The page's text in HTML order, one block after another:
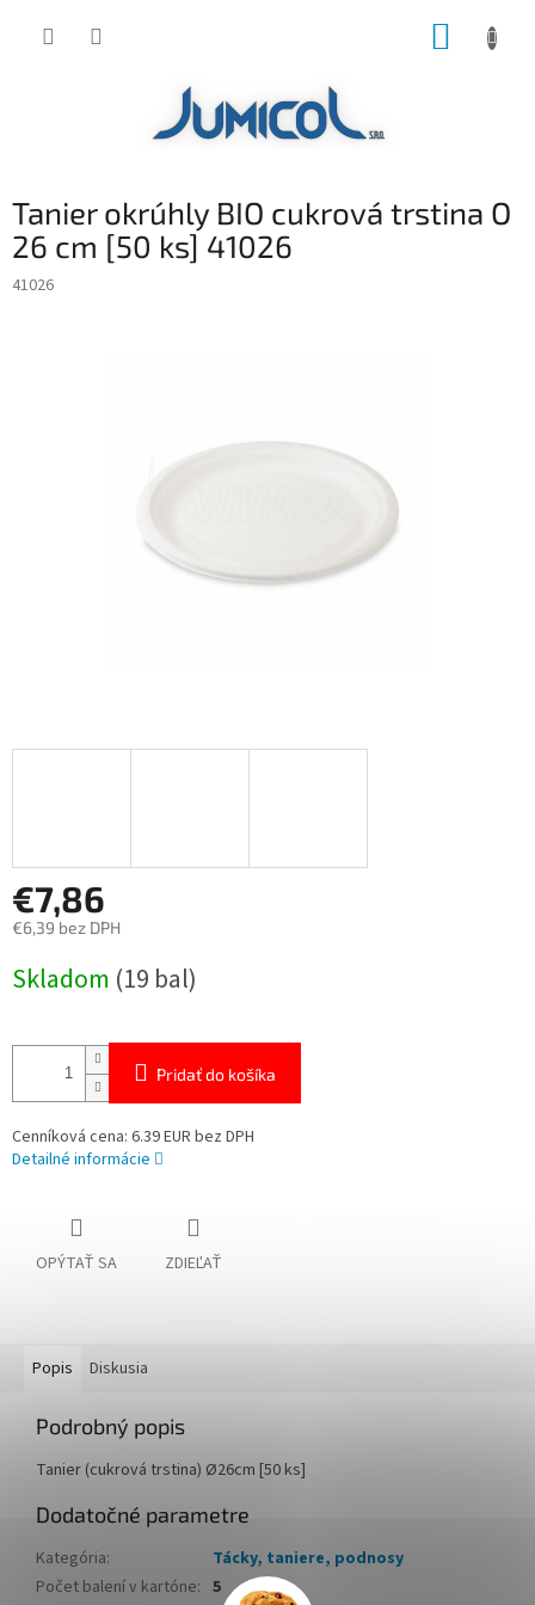
Tanier okrúhly BIO cukrová trstina O
26 cm [50 ks] 41026
41026
€7,86
€6,39 bez DPH
cena:
Skladom (19 bal)
Pridať do košíka
Cenníková cena: 6.39 EUR bez DPH
Detailné informácie
OPÝTAŤ SA ZDIEĽAŤ
Popis Diskusia
Podrobný popis
Tanier (cukrová trstina) Ø26cm [50 ks]
Dodatočné parametre
Kategória:
Tácky, taniere, podnosy
Počet balení v kartóne: 5